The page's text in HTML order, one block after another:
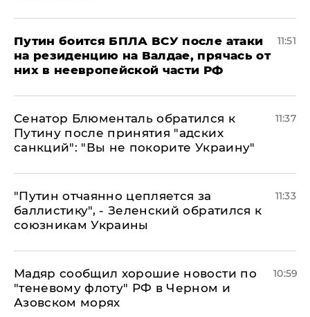
Путин боится БПЛА ВСУ после атаки
на резиденцию на Валдае, прячась от
них в неевропейской части РФ
11:51
Сенатор Блюменталь обратился к
Путину после принятия "адских
санкций": "Вы не покорите Украину"
11:37
"Путин отчаянно цепляется за
баллистику", - Зеленский обратился к
союзникам Украины
11:33
Мадяр сообщил хорошие новости по
"теневому флоту" РФ в Черном и
Азовском морях
10:59